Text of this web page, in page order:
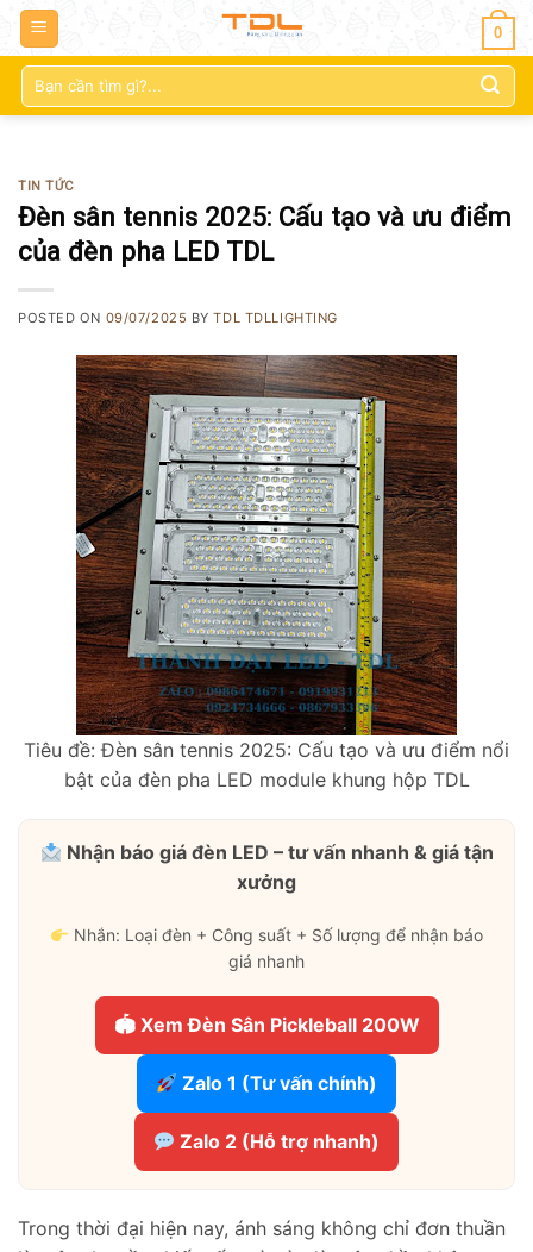
0
Tìm
kiếm:
TIN TỨC
Đèn sân tennis 2025: Cấu tạo và ưu điểm
của đèn pha LED TDL
POSTED ON 09/07/2025 BYTDL TDLLIGHTING
Tiêu đề: Đèn sân tennis 2025: Cấu tạo và ưu điểm nổi
bật của đèn pha LED module khung hộp TDL
Nhận báo giá đèn LED – tư vấn nhanh & giá tận
xưởng
Nhắn: Loại đèn + Công suất + Số lượng để nhận báo
giá nhanh
🏟 Xem Đèn Sân Pickleball 200W
Zalo 1 (Tư vấn chính)
Zalo 2 (Hỗ trợ nhanh)
Trong thời đại hiện nay, ánh sáng không chỉ đơn thuần